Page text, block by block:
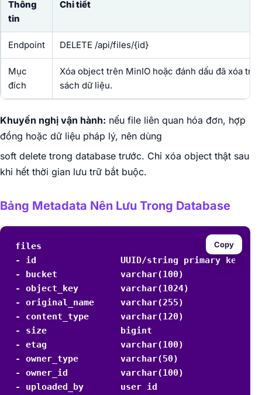
Thông
tin
Chi tiết
Endpoint DELETE /api/files/{id}
Mục
đích
Xóa object trên MinIO hoặc đánh dấu đã xóa
sách dữ liệu.
Khuyến nghị vận hành: nếu file liên quan hóa đơn, hợp
đồng hoặc dữ liệu pháp lý, nên dùng
soft delete trong database trước. Chỉ xóa object thật sau
khi hết thời gian lưu trữ bắt buộc.
Bảng Metadata Nên Lưu Trong Database
files
- id                UUID/string primary key
- bucket            varchar(100)
- object_key        varchar(1024)
- original_name     varchar(255)
- content_type      varchar(120)
- size              bigint
- etag              varchar(100)
- owner_type        varchar(50)
- owner_id          varchar(100)
- uploaded_by       user id
Copy